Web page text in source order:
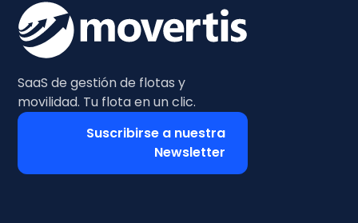
SaaS de gestión de flotas y
movilidad. Tu flota en un clic.
Suscribirse a nuestra
Newsletter